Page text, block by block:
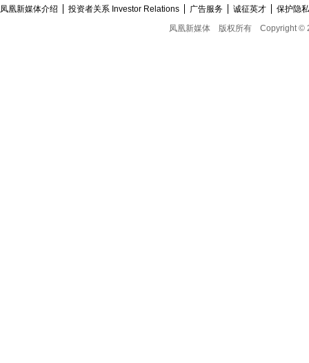
凤凰新媒体介绍 投资者关系 Investor Relations 广告服务 诚征英才
保护隐
凤凰新媒体
版权所有 Copyright ©